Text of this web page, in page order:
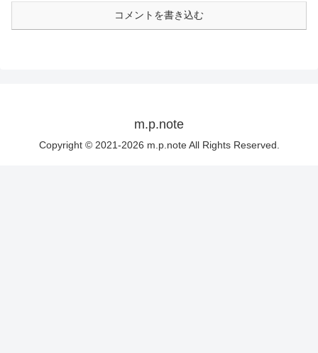
コメントを書き込む
m.p.note
Copyright © 2021-2026 m.p.note All Rights Reserved.